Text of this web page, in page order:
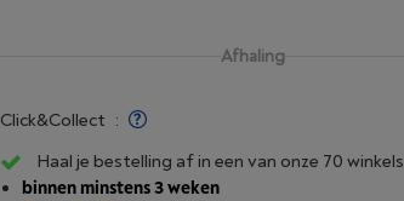
Afhaling
Click&Collect :
Haal je bestelling af in een van onze 70 winkels
binnen minstens 3 weken